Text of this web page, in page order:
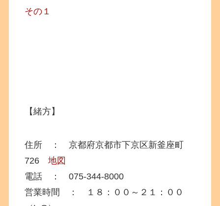
その１
【緒方】
住所 ： 京都府京都市下京区新釜座町
726地図
電話 ： 075-344-8000
営業時間 ： １８：００～２１：００